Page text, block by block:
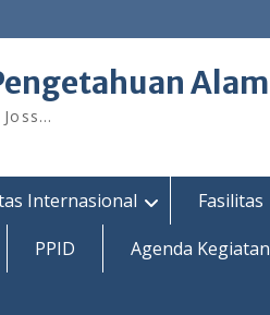
Alam
Internasional Fasilitas
PPID Agenda Kegiatan